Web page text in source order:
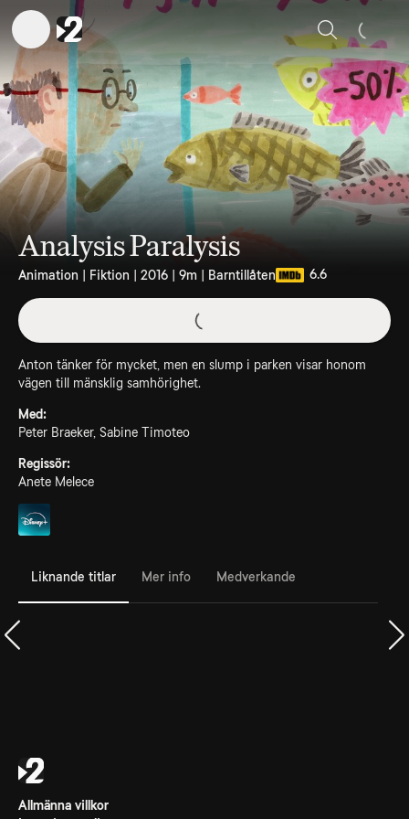
Sök
Analysis Paralysis
Animation | Fiktion | 2016 | 9m | Barntillåten 6.6
Anton tänker för mycket, men en slump i parken visar honom
vägen till mänsklig samhörighet.
Med:
Peter Braeker, Sabine Timoteo
Regissör:
Anete Melece
Liknande titlar Mer info Medverkande
Allmänna villkor